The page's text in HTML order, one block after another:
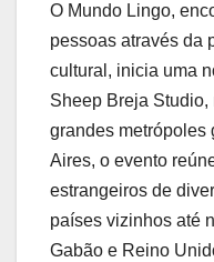
O Mundo Lingo,
pessoas através da
cultural, inicia uma
Sheep Breja Studio,
grandes metrópoles
Aires, o evento
estrangeiros de
países vizinhos até
Gabão e Reino